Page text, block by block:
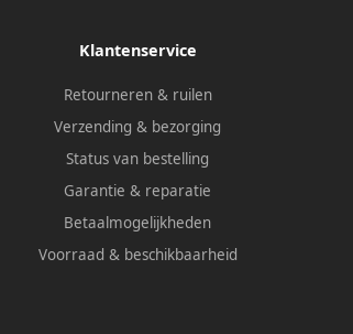
Klantenservice
Retourneren & ruilen
Verzending & bezorging
Status van bestelling
Garantie & reparatie
Betaalmogelijkheden
Voorraad & beschikbaarheid